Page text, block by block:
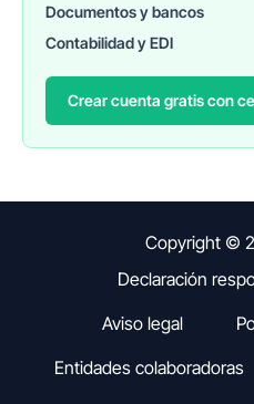
Documentos y bancos
Contabilidad y EDI
Crear cuenta gratis con
Copyright ©
Declaración
Aviso legal
Entidades colaboradoras
FINANEDI
Hablemos ahora
Pedir información sobre